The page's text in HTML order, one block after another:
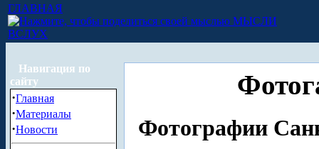
ГЛАВНАЯ
МЫСЛИ
ВСЛУХ
Навигация по
сайту
·Главная
·Материалы
·Новости Фотографии